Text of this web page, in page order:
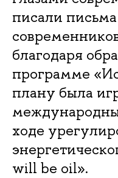
писали
благодаря
программе
плану была
ходе
will be oil».